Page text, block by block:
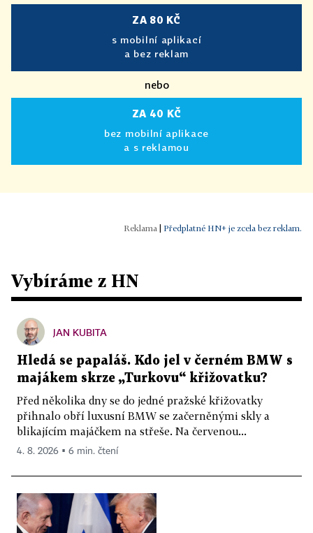
ZA 80 KČ
s mobilní aplikací
a bez reklam
nebo
ZA 40 KČ
bez mobilní aplikace
a s reklamou
Předplatné HN+ je zcela bez reklam.
Vybíráme z HN
JAN KUBITA
Hledá se papaláš. Kdo jel v černém BMW s
majákem skrze „Turkovu“ křižovatku?
Před několika dny se do jedné pražské křižovatky
přihnalo obří luxusní BMW se začerněnými skly a
blikajícím majáčkem na střeše. Na červenou...
4. 8. 2026 ▪ 6 min. čtení